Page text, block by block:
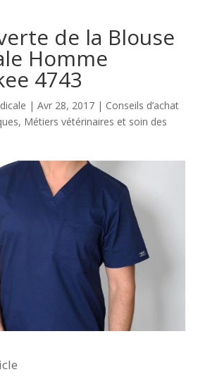
de la Blouse
Homme
4743
| Avr 28, 2017| Conseils d’achat
, Métiers vétérinaires et soin des